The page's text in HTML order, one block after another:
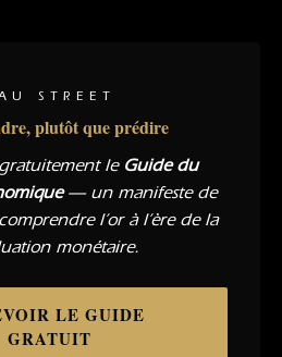
STREET
plutôt que prédire
le Guide du
— un manifeste de
l’or à l’ère de la
monétaire.
LE GUIDE
GRATUIT